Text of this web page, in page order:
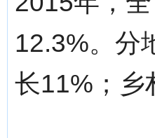
12.3%。分
长11%；乡